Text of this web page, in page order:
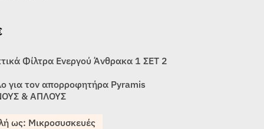
Φίλτρα Ενεργού Άνθρακα 1 ΣΕΤ 2
για τον απορροφητήρα Pyramis
& ΑΠΛΟΥΣ
ως: Μικροσυσκευές